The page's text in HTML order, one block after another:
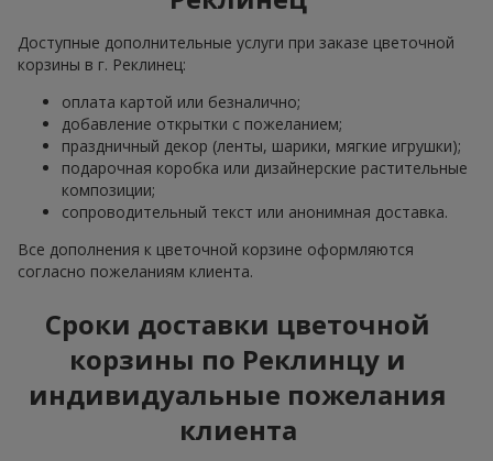
Доступные дополнительные услуги при заказе цветочной
корзины в г. Реклинец:
оплата картой или безналично;
добавление открытки с пожеланием;
праздничный декор (ленты, шарики, мягкие игрушки);
подарочная коробка или дизайнерские растительные
композиции;
сопроводительный текст или анонимная доставка.
Все дополнения к цветочной корзине оформляются
согласно пожеланиям клиента.
Сроки доставки цветочной
корзины по Реклинцу и
индивидуальные пожелания
клиента